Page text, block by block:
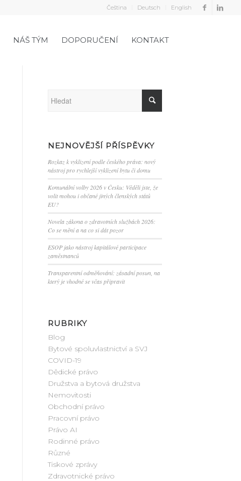
Čeština Deutsch English
NÁŠ TÝM DOPORUČENÍ KONTAKT
NEJNOVĚJŠÍ PŘÍSPĚVKY
Rozkaz k vyklizení podle českého práva: nový
nástroj pro rychlejší vyklizení bytu či domu
Komunální volby 2026 v Česku: Věděli jste, že
volit mohou i občané jiných členských států
EU?
Novela zákona o zdravotních službách 2026:
Co se mění a na co si dát pozor
ESOP jako nástroj kapitálové participace
zaměstnanců
Transparentní odměňování: zásadní posun, na
který je vhodné se včas připravit
RUBRIKY
Blog
Bytové spoluvlastnictví a SVJ
COVID-19
Dědické právo
Družstva a bytová družstva
Nemovitosti
Obchodní právo
Pracovní právo
Právo AI
Rodinné právo
Různé
Tiskové zprávy
Zdravotnické právo